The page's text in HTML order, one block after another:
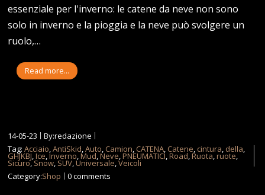
essenziale per l'inverno: le catene da neve non sono
solo in inverno e la pioggia e la neve può svolgere un
ruolo,…
Read more...
14-05-23
By:redazione
Tag:Acciaio,AntiSkid,Auto, Camion, CATENA, Catene, cintura, della,
GHJKBJ,Ice,Inverno,Mud,Neve,PNEUMATICI,Road,Ruota,ruote,
Sicuro,Snow, SUV,Universale,Veicoli
Category:Shop 0 comments